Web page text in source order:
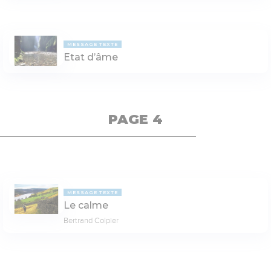
MESSAGE TEXTE
Etat d’âme
PAGE 4
MESSAGE TEXTE
Le calme
Bertrand Colpier